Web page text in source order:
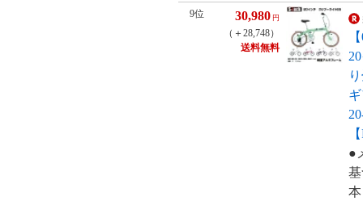
9位 30,980 円
（＋28,748）
送料無料
●